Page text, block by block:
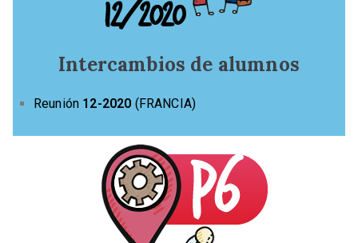
Intercambios de alumnos
Reunión 12-2020 (FRANCIA)